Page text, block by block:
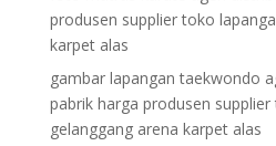
produsen supplier toko
karpet alas
gambar lapangan taekwondo
pabrik harga produsen
gelanggang arena karpet alas